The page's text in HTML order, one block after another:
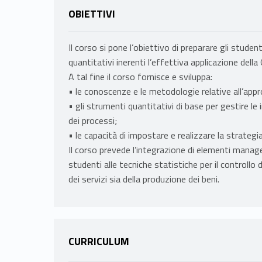
OBIETTIVI
Il corso si pone l’obiettivo di preparare gli
quantitativi inerenti l’effettiva applicazione della
A tal fine il corso fornisce e sviluppa:
• le conoscenze e le metodologie relative
• gli strumenti quantitativi di base per gestire
dei processi;
• le capacità di impostare e realizzare la
Il corso prevede l’integrazione di elementi
studenti alle tecniche statistiche per il controllo
dei servizi sia della produzione dei beni.
CURRICULUM